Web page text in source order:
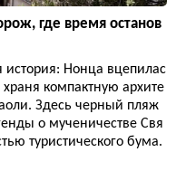
где время останов
история: Нонца вцепилас
компактную архите
Здесь черный пляж
о мученичестве Свя
туристического бума.